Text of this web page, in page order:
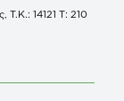
Τ.Κ.: 14121 Τ: 210